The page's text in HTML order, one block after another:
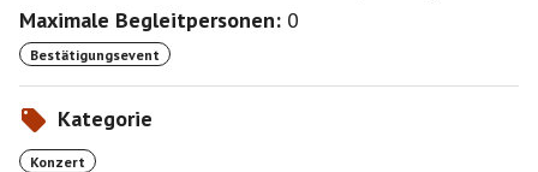
Freue mich auf nette Gesellschaft.
Maximale Begleitpersonen: 0
Bestätigungsevent
Kategorie
Konzert